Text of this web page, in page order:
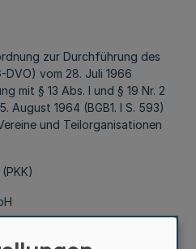
zur Durchführung des
DVO) vom 28. Juli 1966
mit § 13 Abs. l und § 19 Nr. 2
August 1964 (BGB1. I S. 593)
und Teilorganisationen